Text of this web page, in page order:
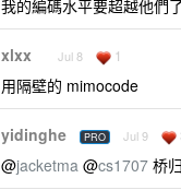
我的編碼水平要超越他們
xlxx Jul 8 1
用隔壁的 mimocode
yidinghe PRO Jul 9
@jacketma @cs1707 桥